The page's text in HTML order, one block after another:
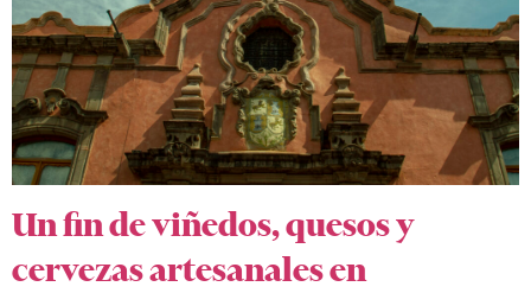
Un fin de viñedos, quesos y
cervezas artesanales en